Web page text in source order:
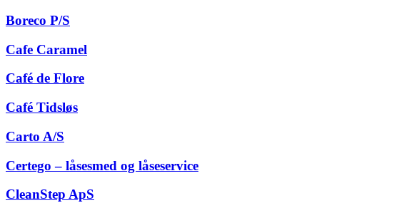
Boreco P/S
Cafe Caramel
Café de Flore
Café Tidsløs
Carto A/S
Certego – låsesmed og låseservice
CleanStep ApS